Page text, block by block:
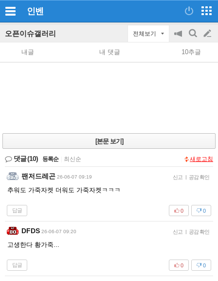
인벤
오픈이슈갤러리 전체보기
공
지
on/off
검
색
글
쓰
내글 내 댓글 10추글
[본문 보기]
댓글(10) 등록순 최신순 새로고침
팬저드레곤 26-06-07 09:19 신고 | 공감 확인
추워도 가죽자켓 더워도 가죽자켓ㅋㅋㅋ
답글 0
0
DFDS 26-06-07 09:20 신고 | 공감 확인
고생한다 황가죽...
답글 0
0